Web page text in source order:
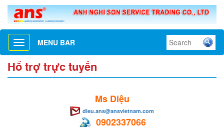
Toggle
navigation
MENU BAR
Hổ trợ trực tuyến
Ms Diệu
dieu.ans@ansvietnam.com
0902337066